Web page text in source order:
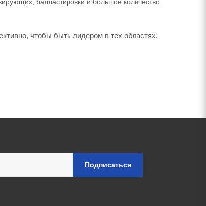
балластировки и большое количество
чтобы быть лидером в тех областях,